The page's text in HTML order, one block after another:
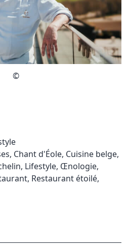
©
, Chant d'Éole, Cuisine belge,
, Lifestyle, Œnologie,
, Restaurant étoilé,